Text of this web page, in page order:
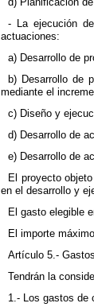
- La ejecución
actuaciones:
a) Desarrollo de
b) Desarrollo de
mediante el
c) Diseño y
d) Desarrollo de
e) Desarrollo de
El proyecto
en el desarrollo y
El gasto elegible
El importe
Artículo 5.-
Tendrán la
1.- Los gastos de